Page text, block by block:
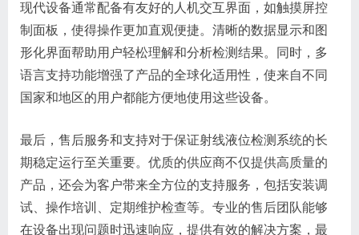
现代设备通常配备有友好的人机交互界面，如触摸屏控
制面板，使得操作更加直观便捷。清晰的数据显示和图
形化界面帮助用户轻松理解和分析检测结果。同时，多
语言支持功能增强了产品的全球化适用性，使来自不同
国家和地区的用户都能方便地使用这些设备。
最后，售后服务和支持对于保证射线液位检测系统的长
期稳定运行至关重要。优质的供应商不仅提供高质量的
产品，还会为客户带来全方位的支持服务，包括安装调
试、操作培训、定期维护检查等。专业的售后团队能够
在设备出现问题时迅速响应，提供有效的解决方案，最